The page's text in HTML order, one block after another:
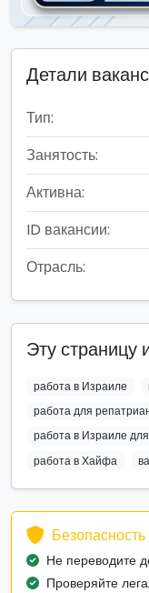
Детали
Тип:
Занятость:
Активна:
ID вакансии:
Отрасль:
Эту страницу
работа в Израиле
работа для
работа в Израиле для
работа в Хайфа
Не переводите
Проверяйте